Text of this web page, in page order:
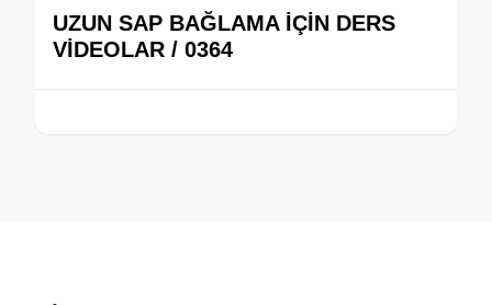
UZUN SAP BAĞLAMA İÇİN DERS
VİDEOLAR / 0364